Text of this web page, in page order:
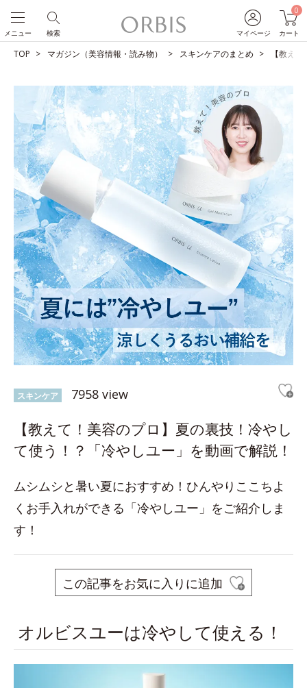
マイページ
0
カート
検索
メニュー
TOP マガジン（美容情報・読み物） スキンケアのまとめ 【教え
スキンケア 7958 view
【教えて！美容のプロ】夏の裏技！冷やし
て使う！？「冷やしユー」を動画で解説！
ムシムシと暑い夏におすすめ！ひんやりここちよ
くお手入れができる「冷やしユー」をご紹介しま
す！
この記事をお気に入りに追加
オルビスユーは冷やして使える！